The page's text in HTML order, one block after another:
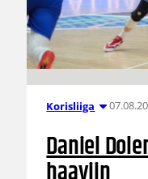
Korisliiga
Daniel